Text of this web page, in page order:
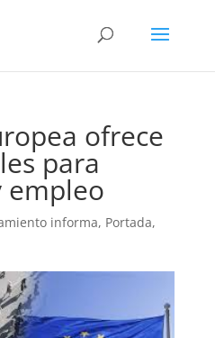
ofrece
para
empleo
informa, Portada,